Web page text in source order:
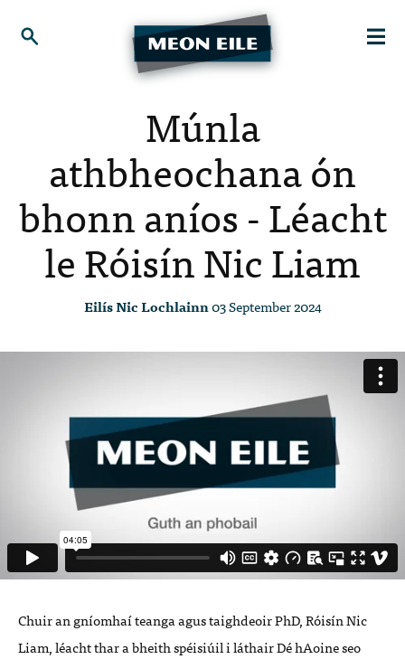
Múnla
athbheochana ón
bhonn aníos - Léacht
le Róisín Nic Liam
Eilís Nic Lochlainn03 September 2024
Chuir an gníomhaí teanga agus taighdeoir PhD, Róisín Nic
Liam, léacht thar a bheith spéisiúil i láthair Dé hAoine seo